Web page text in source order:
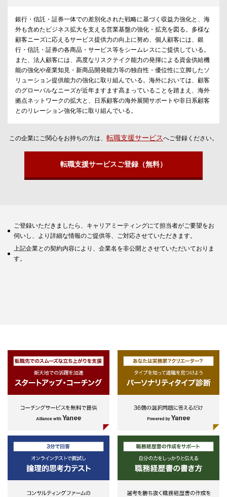
銀行・信託・証券一体での差別化された戦略に基づく収益力強化と、海
外も含めたビジネス拡大を支える営業基盤の強化・拡充を図る。多様な
顧客ニーズに応えるサービス提供力の向上に努め、個人顧客には、銀
行・信託・証券の各商品・サービス等をシームレスにご提供している。
また、法人顧客には、高度なリスクテイク能力の発揮による資金供給機
能の強化や産業知見・新商品開発能力等の独自性・優位性に立脚したソ
リューション提供能力の強化に取り組んでいる。海外においては、顧客
のグローバルなニーズが近年ますます高まっていることを踏まえ、海外
拠点ネットワークの拡大と、日系顧客の海外展開サポートや非日系顧客
とのリレーション強化等に取り組んでいる。
この企業にご関心をお持ちの方は、 転職支援サービスへご登録ください。
転職支援サービスご登録（無料）
ご登録いただきましたら、キャリアミーティングにて担当者がご要望をお
伺いし、より詳細な情報のご提供等、ご対応させていただきます。
上記企業との契約内容により、企業名を非公開とさせていただいておりま
す。